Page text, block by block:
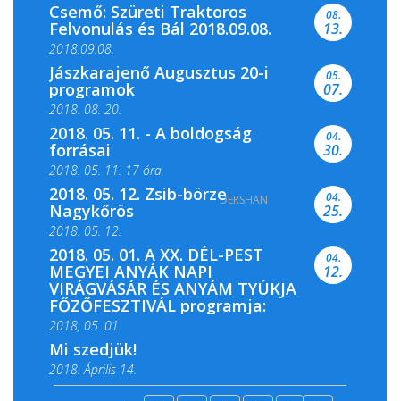
Csemő: Szüreti Traktoros
Felvonulás és Bál 2018.09.08.
2018.09.08.
08.
13.
Jászkarajenő Augusztus 20-i
programok
2018. 08. 20.
05.
07.
2018. 05. 11. - A boldogság
forrásai
2018. 05. 11. 17 óra
2018. 05. 11. 19 óra
04.
30.
2018. 05. 12. Zsib-börze
Nagykőrös
2018. 05. 12.
04.
25.
2018. 05. 01. A XX. DÉL-PEST
MEGYEI ANYÁK NAPI
VIRÁGVÁSÁR ÉS ANYÁM TYÚKJA
FŐZŐFESZTIVÁL programja:
2018, 05. 01.
04.
12.
Mi szedjük!
2018. Április 14.
DERSHAN